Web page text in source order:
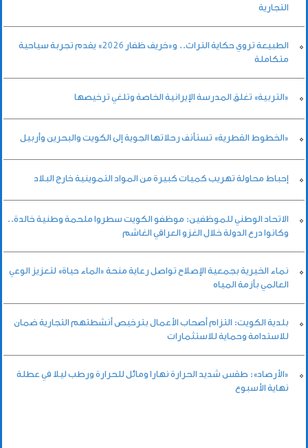
التجارية
الطبيعة تروي حكاية التراث.. و«خريف ظفار 2026» يقدم تجربة سياحية
متكاملة
«التربية» تغلق المدرسة الإيرانية الخاصة وتلغي ترخيصها
«الخطوط القطرية» تستأنف رحلاتها الجوية إلى الكويت والبحرين وأربيل
إحباط محاولة تهريب كميات كبيرة من المواد التموينية خارج البلاد
الاتحاد الوطني للموظفين: موظفو الكويت سطروا ملحمة وطنية خالدة..
وكانوا درع الدولة خلال الغزو العراقي الغاشم
نماء الخيرية بجمعية الإصلاح تواصل رعاية منحة «الماء حياة» لتعزيز الوعي
العالمي بأزمة المياه
بلدية الكويت: التزام أصحاب الأعمال بترخيص أنشطتهم التجارية ضمان
للاستدامة وحماية للاستثمارات
«الأرصاد»: طقس شديد الحرارة نهارا ومائل للحرارة ورطب ليلا في عطلة
نهاية الأسبوع